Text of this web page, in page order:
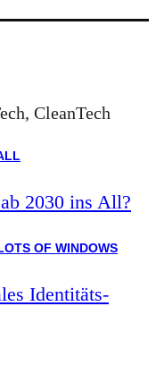
CleanTech
2030 ins All?
Identitäts-